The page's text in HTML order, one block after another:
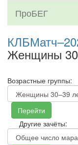
ПроБЕГ
Женщины
Возрастные группы:
Другие зачёты: